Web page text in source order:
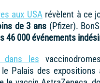
aux USArévèlent à ce
de 3 ans(Pfizer).
46 000 événements
les
Palais des expositions